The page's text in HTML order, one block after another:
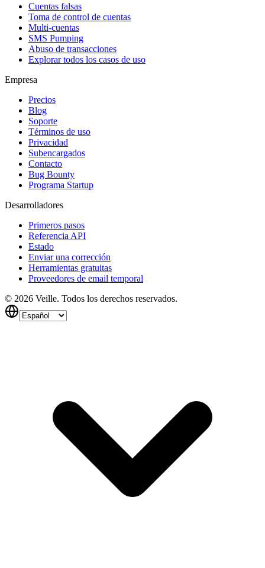
Cuentas falsas
Toma de control de cuentas
Multi-cuentas
SMS Pumping
Abuso de transacciones
Explorar todos los casos de uso
Empresa
Precios
Blog
Soporte
Términos de uso
Privacidad
Subencargados
Contacto
Bug Bounty
Programa Startup
Desarrolladores
Primeros pasos
Referencia API
Estado
Enviar una corrección
Herramientas gratuitas
Proveedores de email temporal
© 2026 Veille. Todos los derechos reservados.